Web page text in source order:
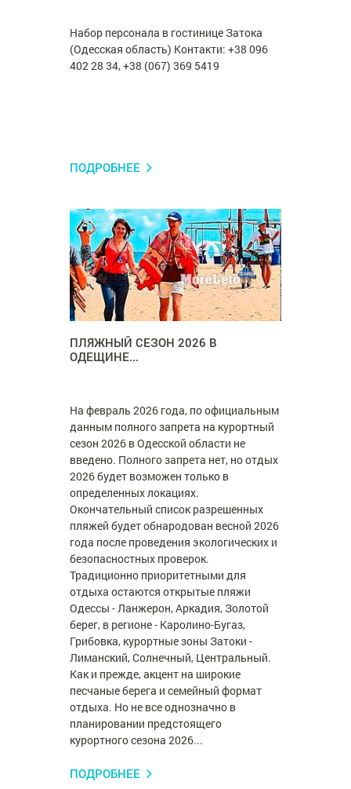
Набор персонала в гостинице Затока
(Одесская область) Контакти: +38 096
402 28 34, +38 (067) 369 5419
ПОДРОБНЕЕ
ПЛЯЖНЫЙ СЕЗОН 2026 В
ОДЕЩИНЕ...
На февраль 2026 года, по официальным
данным полного запрета на курортный
сезон 2026 в Одесской области не
введено. Полного запрета нет, но отдых
2026 будет возможен только в
определенных локациях.
Окончательный список разрешенных
пляжей будет обнародован весной 2026
года после проведения экологических и
безопасностных проверок.
Традиционно приоритетными для
отдыха остаются открытые пляжи
Одессы - Ланжерон, Аркадия, Золотой
берег, в регионе - Каролино-Бугаз,
Грибовка, курортные зоны Затоки -
Лиманский, Солнечный, Центральный.
Как и прежде, акцент на широкие
песчаные берега и семейный формат
отдыха. Но не все однозначно в
планировании предстоящего
курортного сезона 2026...
ПОДРОБНЕЕ